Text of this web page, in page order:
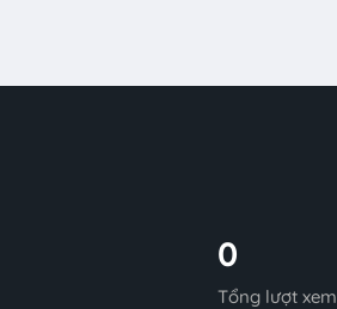
0
Tổng lượt xem